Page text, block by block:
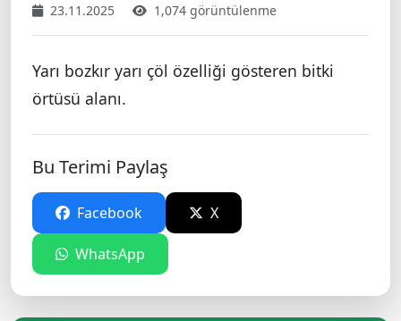
23.11.2025 1,074 görüntülenme
Yarı bozkır yarı çöl özelliği gösteren bitki
örtüsü alanı.
Bu Terimi Paylaş
Facebook X
WhatsApp